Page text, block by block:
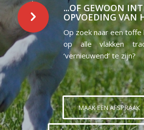
...OF GEWOON
OPVOEDING VAN
Op zoek naar een toffe
op alle vlakken
‘vernieuwend’ te zijn?
MAAK EEN AFSPRAAK